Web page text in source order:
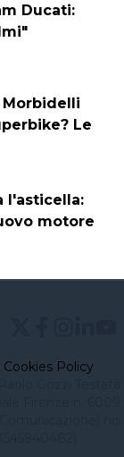
Ducati:
Morbidelli
Le
l'asticella:
motore
Cookies Policy